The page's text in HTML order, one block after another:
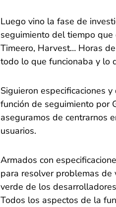
Luego vino la fase de
seguimiento del tiempo que
Timeero, Harvest… Horas
todo lo que funcionaba y lo
Siguieron especificaciones
función de seguimiento por
aseguramos de centrarnos
usuarios.
Armados con
para resolver problemas de
verde de los
Todos los aspectos de la